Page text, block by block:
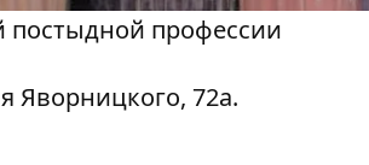
профессии
Яворницкого, 72а.